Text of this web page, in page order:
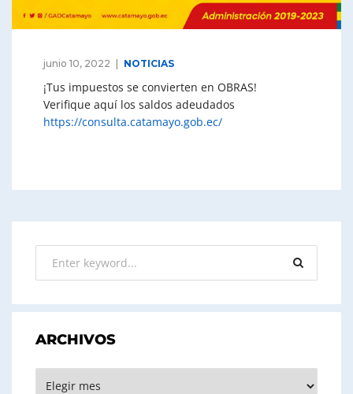
junio 10, 2022 NOTICIAS
¡Tus impuestos se convierten en OBRAS!
Verifique aquí los saldos adeudados
https://consulta.catamayo.gob.ec/
ARCHIVOS